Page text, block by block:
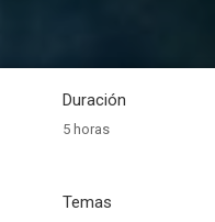
Duración
5 horas
Temas